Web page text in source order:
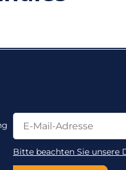
Newsletter Abonnieren
Newsletter Abonnieren
Bitte beachten Sie unsere